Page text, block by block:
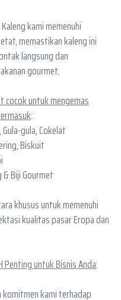
kami memenuhi
memastikan kaleng ini
langsung dan
gourmet.
cocok untuk mengemas
:
gula, Cokelat
Biskuit
& Biji Gourmet
khusus untuk memenuhi
kualitas pasar Eropa dan
Penting untuk Bisnis Anda:
kami terhadap